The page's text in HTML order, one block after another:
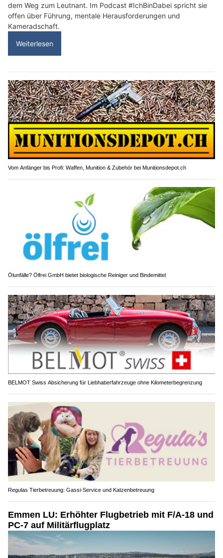
dem Weg zum Leutnant. Im Podcast #IchBinDabei spricht sie
offen über Führung, mentale Herausforderungen und
Kameradschaft.
Weiterlesen
Vom Anfänger bis Profi: Waffen, Munition & Zubehör bei Munitionsdepot.ch
Ölunfälle? Ölfrei GmbH bietet biologische Reiniger und Bindemittel
BELMOT Swiss Absicherung für Liebhaberfahrzeuge ohne Kilometerbegrenzung
Regulas Tierbetreuung: Gassi-Service und Katzenbetreuung
Emmen LU: Erhöhter Flugbetrieb mit F/A-18 und
PC-7 auf Militärflugplatz